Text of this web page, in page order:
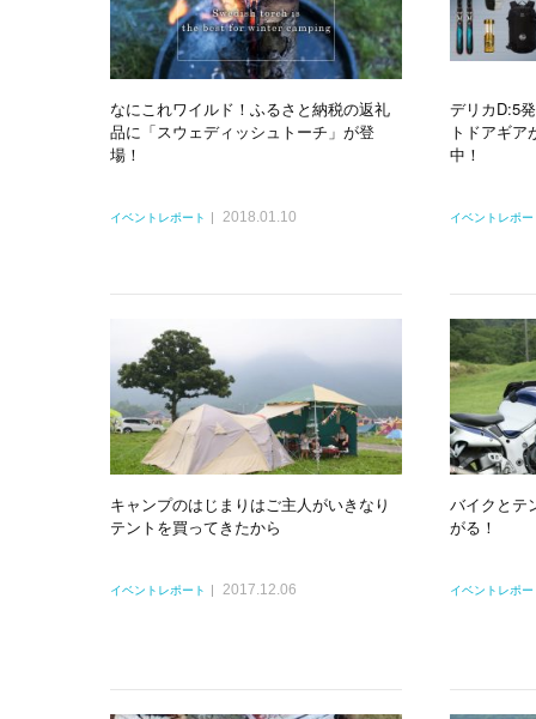
なにこれワイルド！ふるさと納税の返礼
品に「スウェディッシュトーチ」が登
場！
イベントレポート 2018.01.10
デリカD:5
トドアギ
中！
イベントレポー
キャンプのはじまりはご主人がいきなり
テントを買ってきたから
イベントレポート 2017.12.06
バイクとテ
がる！
イベントレポー